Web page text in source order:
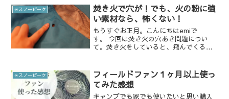
り、椅子にゆったり座って、、、 キャン
プを始めるにあた...
✳︎スノーピーク
焚き火で穴が！でも、火の粉に強
い素材なら、怖くない！
もうすぐお正月。こんにちはemiで
す。 今回は焚き火の穴あき問題につい
て。焚き火をしていると、飛んでくる火
ても、気付いたら空いてるんです！！！
穴が〜〜！！軽さ重視で買っ...
✳︎スノーピーク
フィールドファン１ヶ月以上使っ
てみた感想
キャンプでも家でも使いたいと思い購入